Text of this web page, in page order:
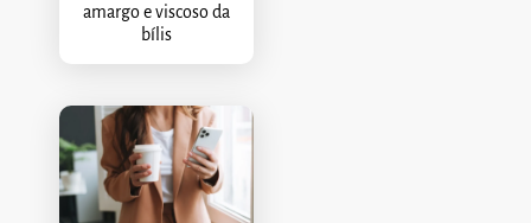
amargo e viscoso da
bílis